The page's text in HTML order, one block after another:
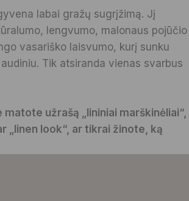
labai gražų sugrįžimą. Jį
lengvumo, malonaus pojūčio
vasariško laisvumo, kurį sunku
Tik atsiranda vienas svarbus
matote užrašą „lininiai marškinėliai“,
„linen look“, ar tikrai žinote, ką